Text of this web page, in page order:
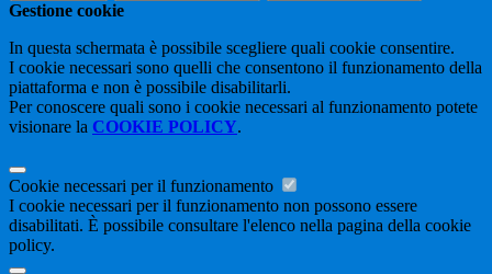
Gestione cookie
In questa schermata è possibile scegliere quali cookie consentire.
I cookie necessari sono quelli che consentono il funzionamento della
piattaforma e non è possibile disabilitarli.
Per conoscere quali sono i cookie necessari al funzionamento potete
visionare la COOKIE POLICY.
Cookie necessari per il funzionamento
I cookie necessari per il funzionamento non possono essere
disabilitati. È possibile consultare l'elenco nella pagina della cookie
policy.